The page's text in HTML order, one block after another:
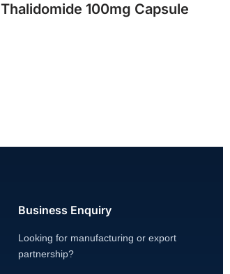
Thalidomide 100mg Capsule
Business Enquiry
Looking for manufacturing or export
partnership?